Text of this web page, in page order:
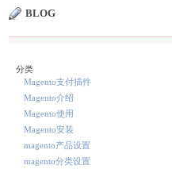
BLOG
分类
Magento支付插件
Magento介绍
Magento使用
Magento安装
magento产品设置
magento分类设置